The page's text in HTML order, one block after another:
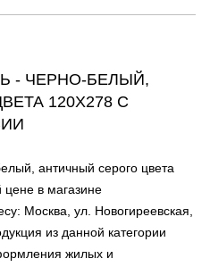
- ЧЕРНО-БЕЛЫЙ,
120Х278 С
античный серого цвета
цене в магазине
Москва, ул. Новогиреевская,
из данной категории
жилых и